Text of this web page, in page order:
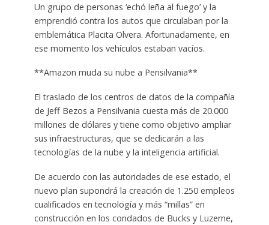
Un grupo de personas ‘echó leña al fuego’ y la
emprendió contra los autos que circulaban por la
emblemática Placita Olvera. Afortunadamente, en
ese momento los vehículos estaban vacíos.
**Amazon muda su nube a Pensilvania**
El traslado de los centros de datos de la compañía
de Jeff Bezos a Pensilvania cuesta más de 20.000
millones de dólares y tiene como objetivo ampliar
sus infraestructuras, que se dedicarán a las
tecnologías de la nube y la inteligencia artificial.
De acuerdo con las autoridades de ese estado, el
nuevo plan supondrá la creación de 1.250 empleos
cualificados en tecnología y más “millas” en
construcción en los condados de Bucks y Luzerne,